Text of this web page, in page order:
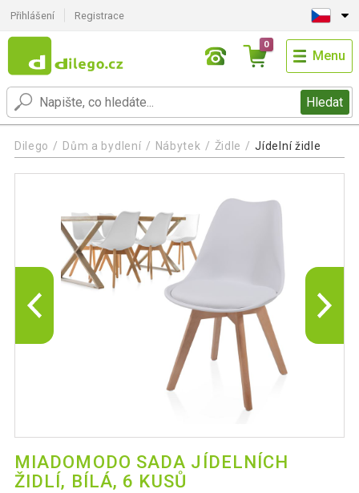
Přihlášení Registrace
Hledat
0
Menu
Dilego Dům a bydlení Nábytek Židle Jídelní židle
MIADOMODO SADA JÍDELNÍCH
ŽIDLÍ, BÍLÁ, 6 KUSŮ